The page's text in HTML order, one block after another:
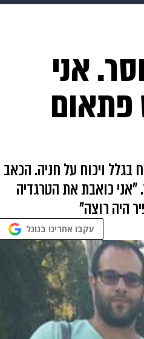
פרויקטים מיוחדים
אני
פתאום
ויכוח על חניה. הכאב
"אני כואבת את הטרגדיה
היה רוצה"
עקבו אחרינו בגוגל